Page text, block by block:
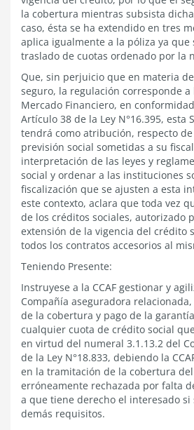
la cobertura mientras subsista
caso, ésta se ha extendido en tres
aplica igualmente a la póliza ya que
traslado de cuotas ordenado por la
Que, sin perjuicio que en materia
seguro, la regulación corresponde a
Mercado Financiero, en
Artículo 38 de la Ley N°16.395, esta
tendrá como atribución, respecto
previsión social sometidas a su
interpretación de las leyes y
social y ordenar a las instituciones
fiscalización que se ajusten a esta
este contexto, aclara que toda vez
de los créditos sociales, autorizado
extensión de la vigencia del crédito
todos los contratos accesorios al
Teniendo Presente:
Instruyese a la CCAF gestionar y
Compañía aseguradora
de la cobertura y pago de la
cualquier cuota de crédito social
en virtud del numeral 3.1.13.2 del
de la Ley N°18.833, debiendo la
en la tramitación de la cobertura
erróneamente rechazada por falta
a que tiene derecho el interesado si
demás requisitos.